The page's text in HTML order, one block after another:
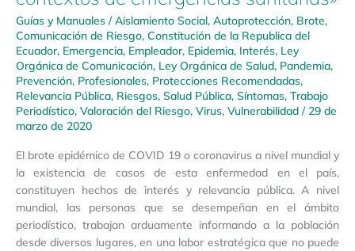
Guías y Manuales /Aislamiento Social, Autoprotección, Brote,
Comunicación de Riesgo, Constitución de la Republica del
Ecuador, Emergencia, Empleador, Epidemia, Interés, Ley
Orgánica de Comunicación, Ley Orgánica de Salud, Pandemia,
Prevención, Profesionales, Protecciones Recomendadas,
Relevancia Pública, Riesgos, Salud Pública, Síntomas, Trabajo
Periodístico, Valoración del Riesgo, Virus, Vulnerabilidad / 29 de
marzo de 2020
El brote epidémico de COVID 19 o coronavirus a nivel mundial y
la existencia de casos de esta enfermedad en el país,
constituyen hechos de interés y relevancia pública. A nivel
mundial, las personas que se desempeñan en el ámbito
periodístico, trabajan arduamente informando a la población
desde diversos lugares, en una labor estratégica que no puede